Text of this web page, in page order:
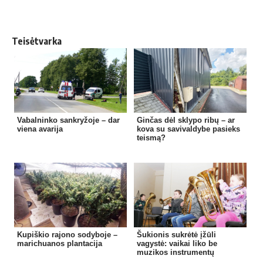
Teisėtvarka
Vabalninko sankryžoje – dar
viena avarija
Ginčas dėl sklypo ribų – ar
kova su savivaldybe pasieks
teismą?
Kupiškio rajono sodyboje –
marichuanos plantacija
Šukionis sukrėtė įžūli
vagystė: vaikai liko be
muzikos instrumentų